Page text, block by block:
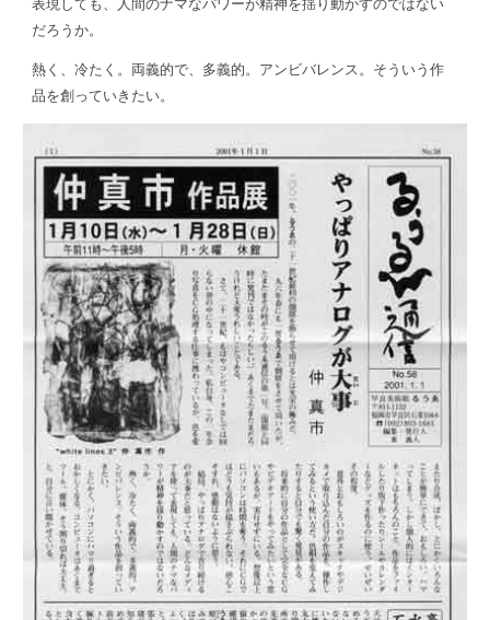
表現しても、人間のナマなパワーが精神を揺り動かすのではない
だろうか。
熱く、冷たく。両義的で、多義的。アンビバレンス。そういう作
品を創っていきたい。